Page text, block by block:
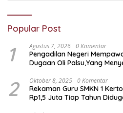
Popular Post
1 Agustus 7, 2026 0 Komentar
Pengadilan Negeri
Dugaan Oli Palsu,Yang
2 Oktober 8, 2025 0 Komentar
Rekaman Guru SMKN 1
Rp1,5 Juta Tiap Tahun